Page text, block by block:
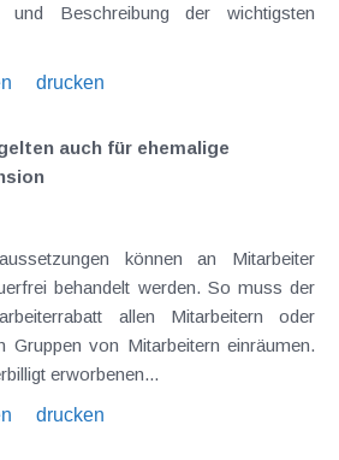
und Beschreibung der wichtigsten
drucken
auch für ehemalige
können an Mitarbeiter
behandelt werden. So muss der
allen Mitarbeitern oder
Gruppen von Mitarbeitern einräumen.
erworbenen...
drucken